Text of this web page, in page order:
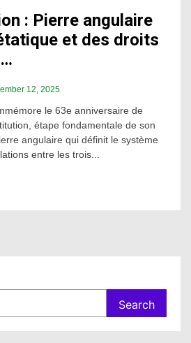
: Pierre angulaire
et des droits
12, 2025
le 63e anniversaire de
étape fondamentale de son
angulaire qui définit le système
entre les trois...
Search